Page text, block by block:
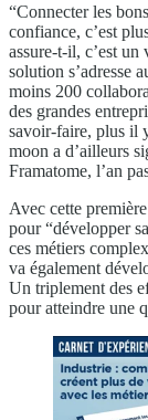
“Connecter les
confiance, c’est
assure-t-il, c’est
solution s’adresse
moins 200
des grandes
savoir-faire, plus il
moon a d’ailleurs
Framatome, l’an
Avec cette
pour “développer
ces métiers
va également
Un triplement des
pour atteindre une